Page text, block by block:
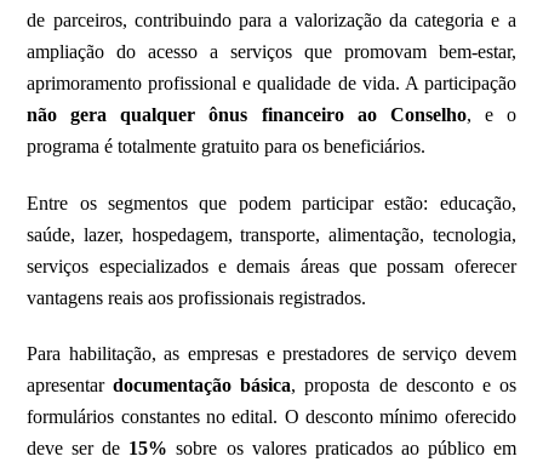
de parceiros, contribuindo para a valorização da categoria e a
ampliação do acesso a serviços que promovam bem-estar,
aprimoramento profissional e qualidade de vida. A participação
não gera qualquer ônus financeiro ao Conselho, e o
programa é totalmente gratuito para os beneficiários.
Entre os segmentos que podem participar estão: educação,
saúde, lazer, hospedagem, transporte, alimentação, tecnologia,
serviços especializados e demais áreas que possam oferecer
vantagens reais aos profissionais registrados.
Para habilitação, as empresas e prestadores de serviço devem
apresentardocumentação básica, proposta de desconto e os
formulários constantes no edital. O desconto mínimo oferecido
deve ser de 15% sobre os valores praticados ao público em